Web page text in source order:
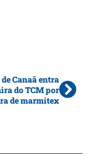
Canaã entra
do TCM por
de marmitex